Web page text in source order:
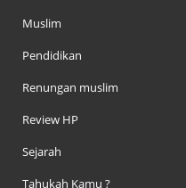
Muslim
Pendidikan
Renungan muslim
Review HP
Sejarah
Tahukah Kamu ?